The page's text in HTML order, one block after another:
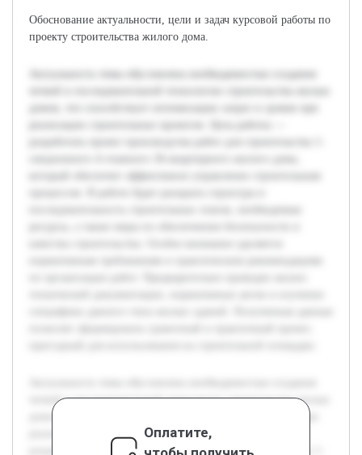
Обоснование актуальности, цели и задач курсовой работы по
проекту строительства жилого дома.
четкой и последовательной технологии строительства жилых
домов, что способствует оптимизации затрат и сроков при
реализации строительных проектов. Цель работы —
разработать проект производства работ для строительства 1-
Оплатите,